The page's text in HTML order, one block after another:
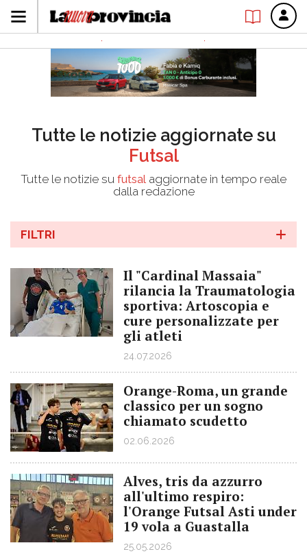
Tutte le notizie aggiornate su
Futsal
Tutte le notizie su futsal aggiornate in tempo reale
dalla redazione
FILTRI
Il "Cardinal Massaia"
rilancia la Traumatologia
sportiva: Artoscopia e
cure personalizzate per
gli atleti
24.07.2026
Orange-Roma, un grande
classico per un sogno
chiamato scudetto
02.06.2026
Alves, tris da azzurro
all'ultimo respiro:
l'Orange Futsal Asti under
19 vola a Guastalla
25.05.2026